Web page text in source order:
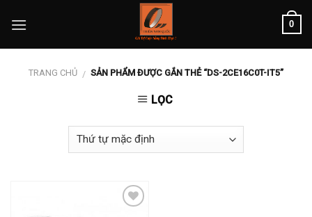
0
TRANG CHỦ / SẢN PHẨM ĐƯỢC GẮN THẺ “DS-2CE16C0T-IT5”
LỌC